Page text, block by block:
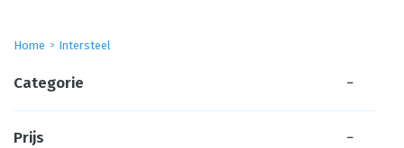
Home Intersteel
Categorie −
Prijs −